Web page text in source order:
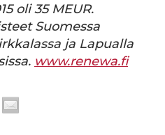
oli 35 MEUR.
Suomessa
ja Lapualla
www.renewa.fi